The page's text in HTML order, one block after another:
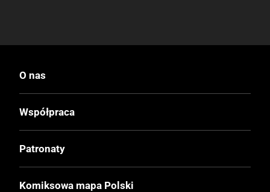
O nas
Współpraca
Patronaty
Komiksowa mapa Polski